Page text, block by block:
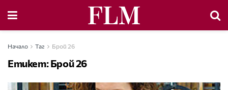
Начало Таг Брой 26
Етикет:Брой 26